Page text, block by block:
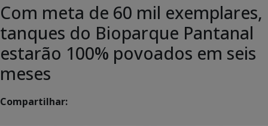
Com meta de 60 mil exemplares,
tanques do Bioparque Pantanal
estarão 100% povoados em seis
meses
Compartilhar: